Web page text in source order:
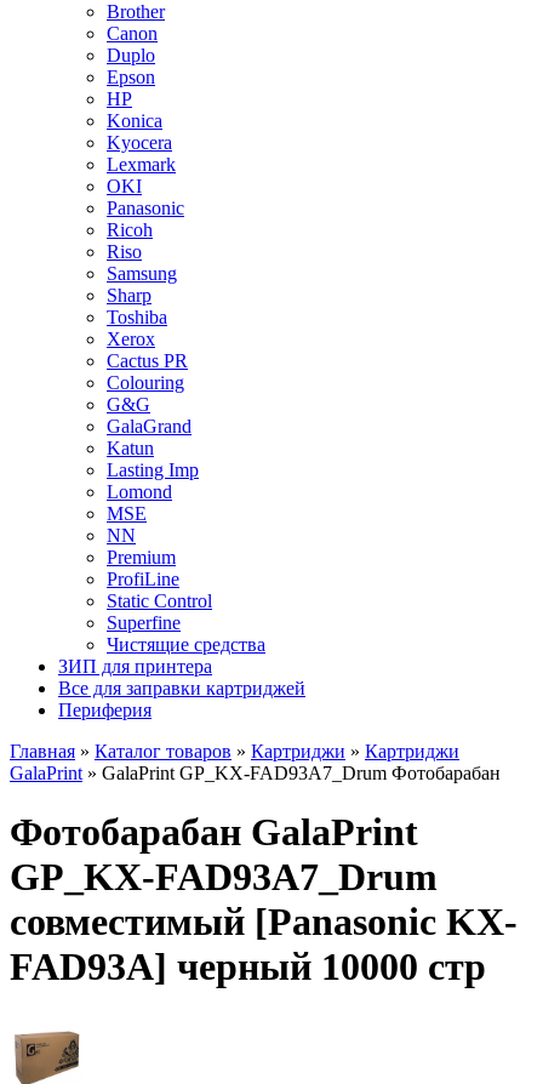
Brother
Canon
Duplo
Epson
HP
Konica
Kyocera
Lexmark
OKI
Panasonic
Ricoh
Riso
Samsung
Sharp
Toshiba
Xerox
Cactus PR
Colouring
G&G
GalaGrand
Katun
Lasting Imp
Lomond
MSE
NN
Premium
ProfiLine
Static Control
Superfine
Чистящие средства
ЗИП для принтера
Все для заправки картриджей
Периферия
Главная » Каталог товаров » Картриджи » Картриджи
GalaPrint » GalaPrint GP_KX-FAD93A7_Drum Фотобарабан
Фотобарабан GalaPrint
GP_KX-FAD93A7_Drum
совместимый [Panasonic KX-
FAD93A] черный 10000 стр